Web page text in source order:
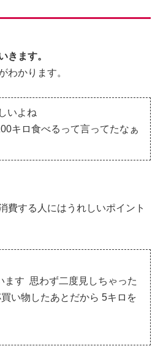
きます。
わかります。
いよね
キロ食べるって言ってたなぁ
費する人にはうれしいポイント
ます 思わず二度見しちゃった
い物したあとだから 5キロを